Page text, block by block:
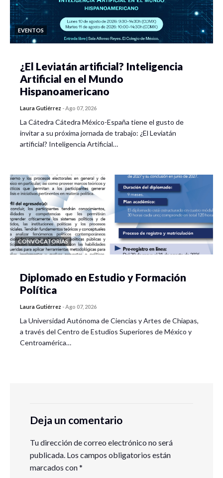
EVENTOS
¿El Leviatán artificial? Inteligencia
Artificial en el Mundo
Hispanoamericano
Laura Gutiérrez -Ago 07, 2026
La Cátedra Cátedra México-España tiene el gusto de
invitar a su próxima jornada de trabajo: ¿El Leviatán
artificial? Inteligencia Artificial…
CONVOCATORIAS
Diplomado en Estudio y Formación
Política
Laura Gutiérrez -Ago 07, 2026
La Universidad Autónoma de Ciencias y Artes de Chiapas,
a través del Centro de Estudios Superiores de México y
Centroamérica…
Deja un comentario
Tu dirección de correo electrónico no será
publicada. Los campos obligatorios están
marcados con*